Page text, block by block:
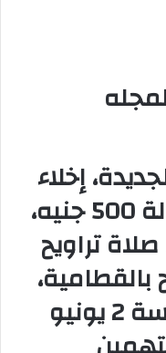
إخلاء
سبيل 12 شخصًا بكفالة 500 جنيه،
تراويح
كما حددت النيابة جلسة 2 يونيو